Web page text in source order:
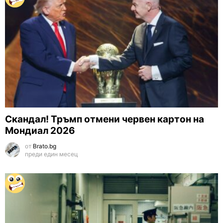
Скандал! Тръмп отмени червен картон на
Мондиал 2026
от Brato.bg
преди един месец